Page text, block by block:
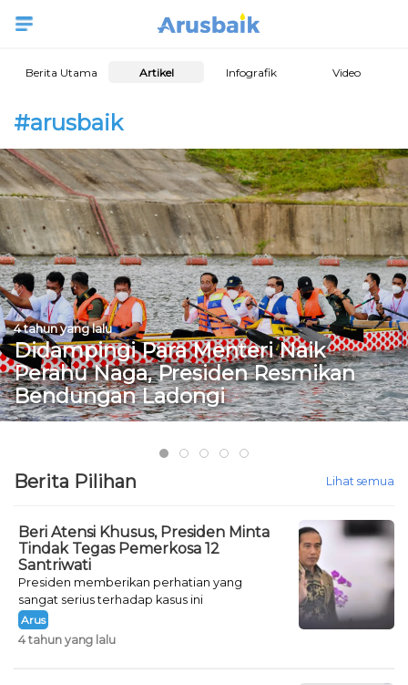
Berita Utama Artikel Infografik Video
#arusbaik
4 tahun yang lalu
Didampingi Para Menteri Naik
Perahu Naga, Presiden Resmikan
Bendungan Ladongi
Berita Pilihan Lihat semua
Beri Atensi Khusus, Presiden Minta
Tindak Tegas Pemerkosa 12
Santriwati
Presiden memberikan perhatian yang
sangat serius terhadap kasus ini
Arus
4 tahun yang lalu